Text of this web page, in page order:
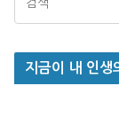
지금이 내 인생